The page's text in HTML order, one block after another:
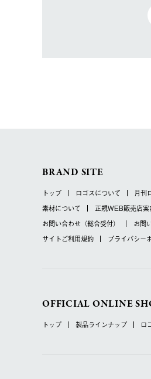
BRAND SITE
トップ ロゴスについて 月刊
素材について
正規WEB販売店案
お問い合わせ （総合受付） お問
サイトご利用規約
プライバシー
OFFICIAL ONLINE
トップ 製品ラインナップ ロ